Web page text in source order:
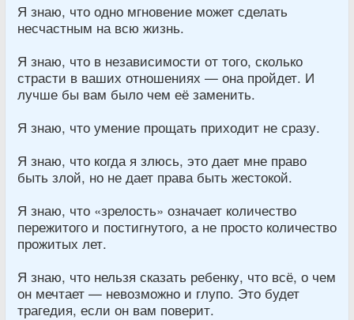
Я знаю, что одно мгновение может сделать
несчастным на всю жизнь.
Я знаю, что в независимости от того, сколько
страсти в ваших отношениях — она пройдет. И
лучше бы вам было чем её заменить.
Я знаю, что умение прощать приходит не сразу.
Я знаю, что когда я злюсь, это дает мне право
быть злой, но не дает права быть жестокой.
Я знаю, что «зрелость» означает количество
пережитого и постигнутого, а не просто количество
прожитых лет.
Я знаю, что нельзя сказать ребенку, что всё, о чем
он мечтает — невозможно и глупо. Это будет
трагедия, если он вам поверит.